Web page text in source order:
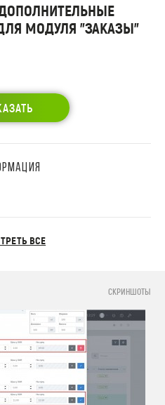
МОДУЛЯ "ЗАКАЗЫ"
ВСЕ
СКРИНШОТЫ